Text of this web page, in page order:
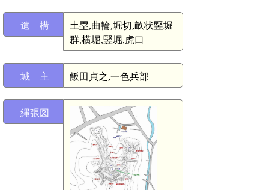
遺 構
土塁,曲輪,堀切,畝状竪堀
群,横堀,竪堀,虎口
城 主 飯田貞之,一色兵部
縄張図